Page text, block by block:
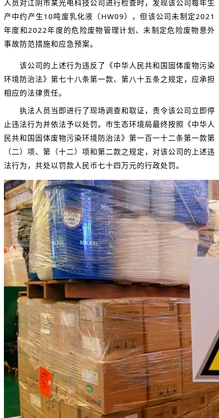
人员对江阴市某光电科技公司进行检查时，发现该公司每年生
产中约产生10吨废乳化液（HW09），但该公司未制定2021
年度和2022年度的危险废物管理计划、未制定危险废物意外
事故防范措施和应急预案。
该公司的上述行为违反了《中华人民共和国固体废物污染
环境防治法》第七十八条第一款、第八十五条之规定，应承担
相应的法律责任。
执法人员当即进行了现场调查和取证，责令该公司立即停
止违法行为并依法予以处罚。市生态环境局最终按照《中华人
民共和国固体废物污染环境防治法》第一百一十二条第一款第
（二）项、第（十二）项和第二款之规定，对该公司的上述违
法行为，共处以罚款人民币七十四万元的行政处罚。